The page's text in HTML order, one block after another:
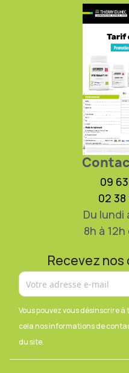
09
02
Du lundi
8h à 12h
Recevez
Vous pouvez vous désinscrire
cela nos informations de
du site.